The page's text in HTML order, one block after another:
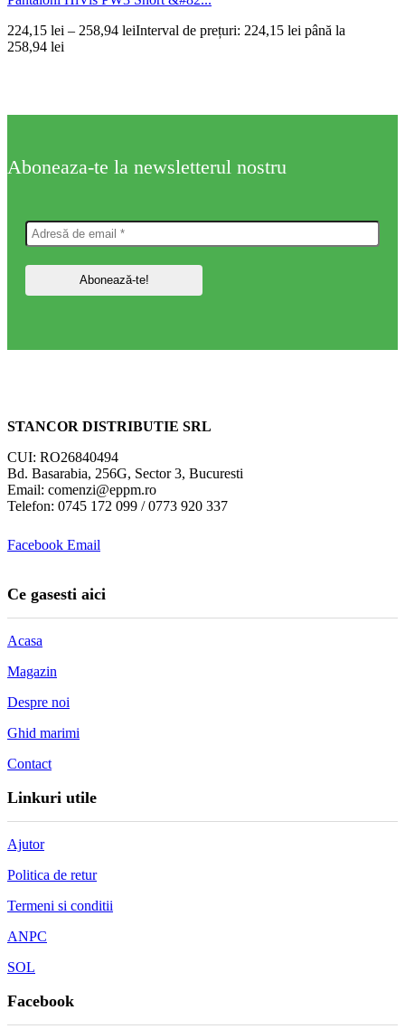
224,15 lei – 258,94 leiInterval de prețuri: 224,15 lei până la
258,94 lei
Aboneaza-te la newsletterul nostru
STANCOR DISTRIBUTIE SRL
CUI: RO26840494
Bd. Basarabia, 256G, Sector 3, Bucuresti
Email: comenzi@eppm.ro
Telefon: 0745 172 099 / 0773 920 337
Facebook Email
Ce gasesti aici
Acasa
Magazin
Despre noi
Ghid marimi
Contact
Linkuri utile
Ajutor
Politica de retur
Termeni si conditii
ANPC
SOL
Facebook